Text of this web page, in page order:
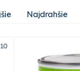
Najdrahšie